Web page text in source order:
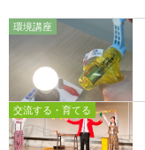
環境講座
交流する・育てる